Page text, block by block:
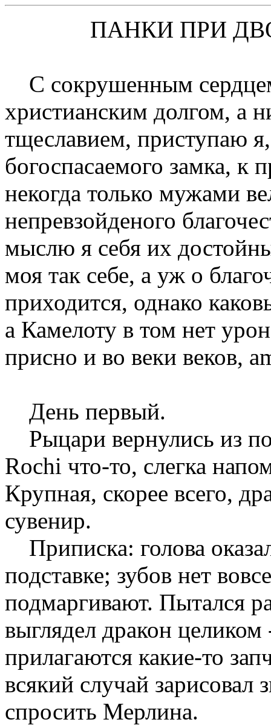
ПАHКИ ПРИ
С сокрушенным
христианским долгом, а
тщеславием, приступаю
богоспасаемого замка, к
некогда только мужами
непревзойденого
мыслю я себя их
моя так себе, а уж о
приходится, однако
а Камелоту в том нет
присно и во веки веков,
День первый.
Рыцари вернулись из
Rochi что-то, слегка
Крупная, скорее всего,
сувенир.
Приписка: голова
подставке; зубов нет
подмаргивают. Пытался
выглядел дракон
прилагаются какие-то
всякий случай зарисовал
спросить Мерлина.